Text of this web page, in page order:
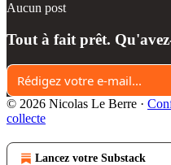
Aucun post
Tout à fait prêt.
© 2026 Nicolas Le Berre ·
collecte
Lancez votre Substack